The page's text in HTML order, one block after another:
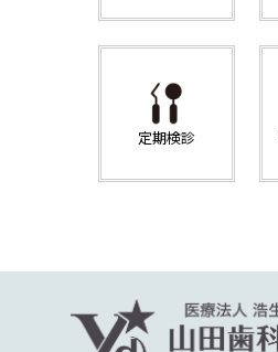
定期検診